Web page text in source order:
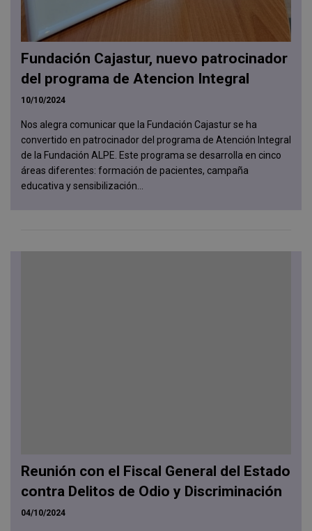
Fundación Cajastur, nuevo patrocinador
del programa de Atencion Integral
10/10/2024
Nos alegra comunicar que la Fundación Cajastur se ha
convertido en patrocinador del programa de Atención Integral
de la Fundación ALPE. Este programa se desarrolla en cinco
áreas diferentes: formación de pacientes, campaña
educativa y sensibilización...
Reunión con el Fiscal General del Estado
contra Delitos de Odio y Discriminación
04/10/2024